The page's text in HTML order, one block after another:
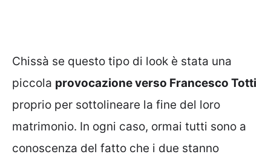
Chissà se questo tipo di look è stata una
piccola provocazione verso Francesco Totti
proprio per sottolineare la fine del loro
matrimonio. In ogni caso, ormai tutti sono a
conoscenza del fatto che i due stanno